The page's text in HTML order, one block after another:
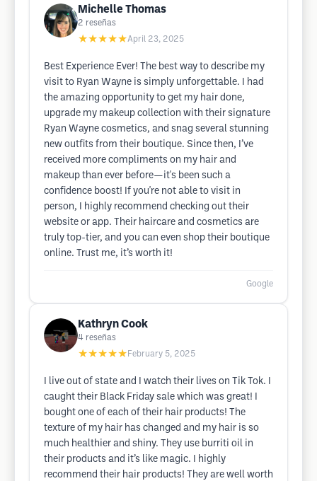
Michelle Thomas
2 reseñas
★★★★★April 23, 2025
Best Experience Ever! The best way to describe my
visit to Ryan Wayne is simply unforgettable. I had
the amazing opportunity to get my hair done,
upgrade my makeup collection with their signature
Ryan Wayne cosmetics, and snag several stunning
new outfits from their boutique. Since then, I’ve
received more compliments on my hair and
makeup than ever before—it's been such a
confidence boost! If you're not able to visit in
person, I highly recommend checking out their
website or app. Their haircare and cosmetics are
truly top-tier, and you can even shop their boutique
online. Trust me, it’s worth it!
Google
Kathryn Cook
4 reseñas
★★★★★ February 5, 2025
I live out of state and I watch their lives on Tik Tok. I
caught their Black Friday sale which was great! I
bought one of each of their hair products! The
texture of my hair has changed and my hair is so
much healthier and shiny. They use burriti oil in
their products and it’s like magic. I highly
recommend their hair products! They are well worth